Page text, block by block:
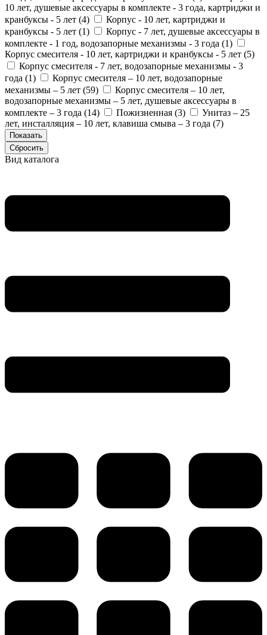
10 лет, душевые аксессуары в комплекте - 3 года, картриджи и
кранбуксы - 5 лет (4)
Корпус - 10 лет, картриджи и
кранбуксы - 5 лет (1)
Корпус - 7 лет, душевые аксессуары в
комплекте - 1 год, водозапорные механизмы - 3 года (1)
Корпус смесителя - 10 лет, картриджи и кранбуксы - 5 лет (5)
Корпус смесителя - 7 лет, водозапорные механизмы - 3
года (1)
Корпус смесителя – 10 лет, водозапорные
механизмы – 5 лет (59)
Корпус смесителя – 10 лет,
водозапорные механизмы – 5 лет, душевые аксессуары в
комплекте – 3 года (14) Пожизненная (3)
Унитаз – 25
лет, инсталляция – 10 лет, клавиша смыва – 3 года (7)
Вид каталога